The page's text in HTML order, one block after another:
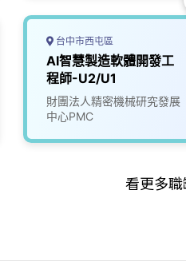
台中市西屯區
AI智慧製造軟體開發工
程師-U2/U1
財團法人精密機械研究發展
中心PMC
看更多